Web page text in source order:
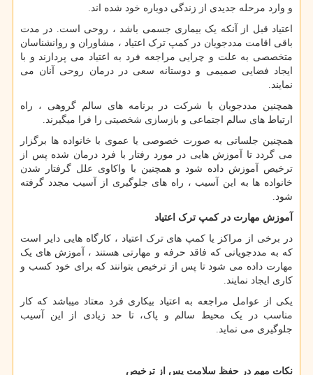
و وارد مرحله جدیدی از زندگی دوباره خود شده اند.
اعتیاد قبل از آنکه یک بیماری جسمی باشد ، روحی است. در مدت
باقی اقامت مددجویان در کمپ ترک اعتیاد ، مشاوران و روانشناسان
متخصصی به علت و چرایی مراجعه فرد به اعتیاد می پردازند و با
ایجاد فضایی صمیمی و دوستانه سعی در درمان روحی آنان می
نمایند.
همچنین مددجویان با شرکت در برنامه های سالم گروهی ، راه
ارتباط های سالم اجتماعی و بازسازی شخصیتی را فرا میگیرند.
همچنین جلساتی به صورت خصوصی یا عموی با خانواده ها برگزار
می گردد تا آموزش هایی در مورد رفتار با فرد درمان شده پس از
ترخیص آموزش داده شود و همچنین با واکاوی علل گرفتار شدن
خانواده ها به این آسیب ، راه های جلوگیری از آسیب مجدد گرفته
شود.
آموزش مهارت در کمپ ترک اعتیاد
در برخی از مراکز یا کمپ های ترک اعتیاد ، کارگاه هایی دایر است
که به مددجویانی که فاقد حرفه و مهارتی هستند ، آموزش های یک
مهارت داده می شود تا پس از ترخیص بتوانند که برای خود کسب و
کاری ایجاد نمایند.
یکی از عوامل مراجعه به اعتیاد بیکاری فرد معتاد میباشد که کار
مناسب در یک محیط سالم و پاک، تا حد زیادی از این آسیب
جلوگیری می نماید.
نکات مهم در حفظ سلامت پس از ترخیص